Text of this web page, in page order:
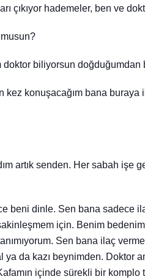
çıkıyor hademeler, ben ve
musun?
doktor biliyorsun
kez konuşacağım bana
artık senden. Her sabah
beni dinle. Sen bana sadece
için. Benim
Sen bana ilaç
ya da kazı beynimden. Doktor
içinde sürekli bir